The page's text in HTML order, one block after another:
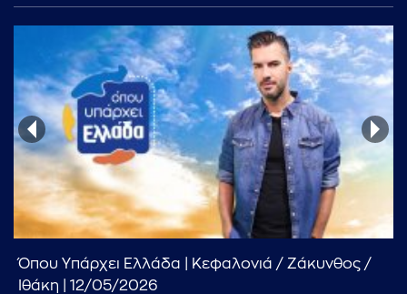
Όπου Υπάρχει Ελλάδα | Κεφαλονιά / Ζάκυνθος /
Ιθάκη | 12/05/2026